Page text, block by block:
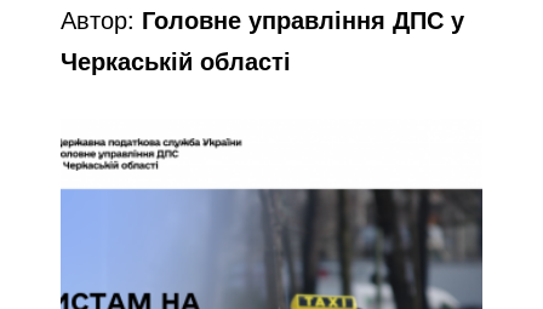
Автор: Головне управління ДПС у
Черкаській області